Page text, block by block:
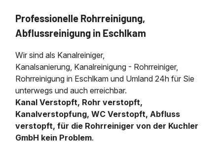
Professionelle Rohrreinigung,
Abflussreinigung in Eschlkam
Wir sind als Kanalreiniger,
Kanalsanierung, Kanalreinigung - Rohrreiniger,
Rohrreinigung in Eschlkam und Umland 24h für Sie
unterwegs und auch erreichbar.
Kanal Verstopft, Rohr verstopft,
Kanalverstopfung, WC Verstopft, Abfluss
verstopft, für die Rohrreiniger von der Kuchler
GmbH kein Problem.